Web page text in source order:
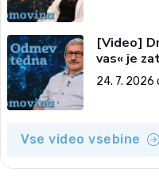
[Video]
vas« je
7. 2026)
24. 7. 2026
Vse video vsebine